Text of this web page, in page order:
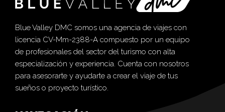
Blue Valley DMC somos una agencia de viajes con
licencia CV-Mm-2388-A compuesto por un equipo
de profesionales del sector del turismo con alta
especialización y experiencia. Cuenta con nosotros
para asesorarte y ayudarte a crear el viaje de tus
sueños o proyecto turístico.